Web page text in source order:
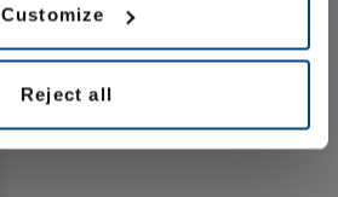
Customize
Reject all